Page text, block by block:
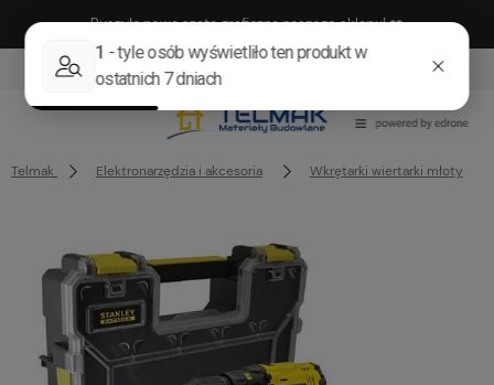
Ruszyła nowa szata graficzna naszego sklepu! ❤️
222905958
Telmak Elektronarzędzia i akcesoria Wkrętarki wiertarki młoty